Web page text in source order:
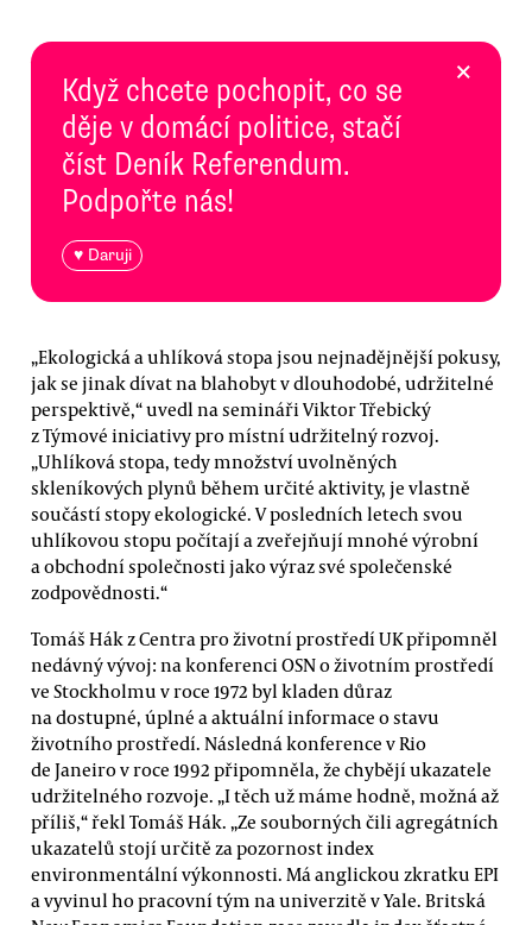
Když chcete pochopit, co se
děje v domácí politice, stačí
číst Deník Referendum.
Podpořte nás!
♥ Daruji
×
„Ekologická a uhlíková stopa jsou nejnadějnější pokusy,
jak se jinak dívat na blahobyt v dlouhodobé, udržitelné
perspektivě,“ uvedl na semináři Viktor Třebický
z Týmové iniciativy pro místní udržitelný rozvoj.
„Uhlíková stopa, tedy množství uvolněných
skleníkových plynů během určité aktivity, je vlastně
součástí stopy ekologické. V posledních letech svou
uhlíkovou stopu počítají a zveřejňují mnohé výrobní
a obchodní společnosti jako výraz své společenské
zodpovědnosti.“
Tomáš Hák z Centra pro životní prostředí UK připomněl
nedávný vývoj: na konferenci OSN o životním prostředí
ve Stockholmu v roce 1972 byl kladen důraz
na dostupné, úplné a aktuální informace o stavu
životního prostředí. Následná konference v Rio
de Janeiro v roce 1992 připomněla, že chybějí ukazatele
udržitelného rozvoje. „I těch už máme hodně, možná až
příliš,“ řekl Tomáš Hák. „Ze souborných čili agregátních
ukazatelů stojí určitě za pozornost index
environmentální výkonnosti. Má anglickou zkratku EPI
a vyvinul ho pracovní tým na univerzitě v Yale. Britská